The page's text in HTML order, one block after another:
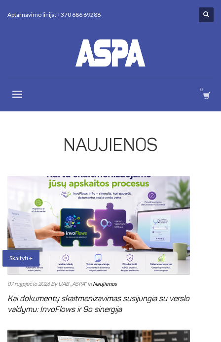
Aptarnavimo linija: +370 686 69288
NAUJIENOS
Skaityti +
07 rugpjūčio 2026 By UAB „ASPA“ inNaujienos
Kai dokumentų skaitmenizavimas susijungia su verslo
valdymu: InvoFlows ir 9o sinergija